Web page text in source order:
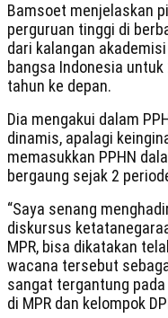
Bamsoet menjelaskan
perguruan tinggi di
dari kalangan
bangsa Indonesia
tahun ke depan.
Dia mengakui dalam
dinamis, apalagi
memasukkan PPHN
bergaung sejak 2
“Saya senang
diskursus
MPR, bisa dikatakan
wacana tersebut
sangat tergantung
di MPR dan kelompok